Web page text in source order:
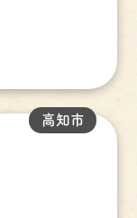
高知市